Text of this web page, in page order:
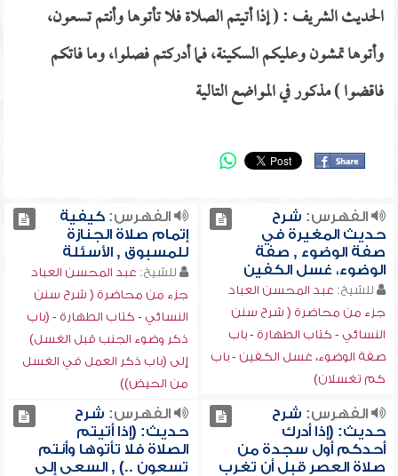
الحديث الشريف : ( إذا أتيتم الصلاة فلا تأتوها وأنتم تسعون،
وأتوها تمشون وعليكم السكينة، فما أدركتم فصلوا، وما فاتكم
فاقضوا ) مذكور في المواضع التالية
الفهرس: شرح
حديث المغيرة في
صفة الوضوء , صفة
الوضوء، غسل الكفين
للشيخ: عبد المحسن العباد
جزء من محاضرة ( شرح سنن
النسائي - كتاب الطهارة - باب
صفة الوضوء، غسل الكفين - باب
كم تغسلان)
الفهرس:كيفية
إتمام صلاة الجنازة
للمسبوق , الأسئلة
للشيخ: عبد المحسن العباد
جزء من محاضرة ( شرح سنن
النسائي - كتاب الطهارة - (باب
ذكر وضوء الجنب قبل الغسل)
إلى (باب ذكر العمل في الغسل
من الحيض))
الفهرس: شرح
حديث: (إذا أدرك
أحدكم أول سجدة من
صلاة العصر قبل أن تغرب
الفهرس: شرح
حديث: (إذا أتيتم
الصلاة فلا تأتوها وأنتم
تسعون ..) , السعي إلى